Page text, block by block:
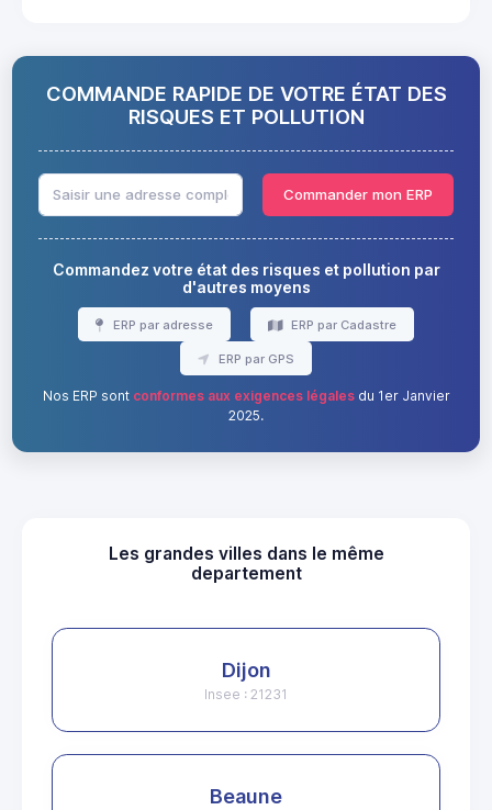
COMMANDE RAPIDE DE VOTRE ÉTAT DES
RISQUES ET POLLUTION
Commander mon ERP
Commandez votre état des risques et pollution par
d'autres moyens
ERP par adresse ERP par Cadastre
ERP par GPS
Nos ERP sont conformes aux exigences légalesdu 1er Janvier
2025.
Les grandes villes dans le même
departement
Dijon
Insee : 21231
Beaune